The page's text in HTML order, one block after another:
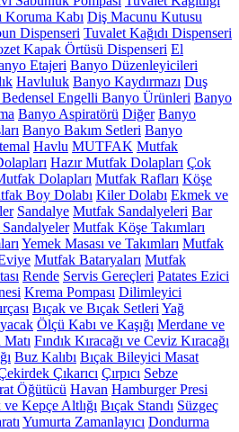
Koruma Kabı Diş Macunu Kutusu
Dispenseri Tuvalet Kağıdı Dispenseri
Kapak Örtüsü Dispenseri El
Etajeri Banyo Düzenleyicileri
Havluluk Banyo Kaydırmazı Duş
Bedensel Engelli Banyo Ürünleri Banyo
Banyo Aspiratörü Diğer Banyo
Banyo Bakım Setleri Banyo
Havlu MUTFAK Mutfak
Hazır Mutfak Dolapları Çok
Dolapları Mutfak Rafları Köşe
Boy Dolabı Kiler Dolabı Ekmek ve
Sandalye Mutfak Sandalyeleri Bar
Mutfak Köşe Takımları
Yemek Masası ve Takımları Mutfak
Mutfak Bataryaları Mutfak
Rende Servis Gereçleri Patates Ezici
Krema Pompası Dilimleyici
Bıçak ve Bıçak Setleri Yağ
Ölçü Kabı ve Kaşığı Merdane ve
Fındık Kıracağı ve Ceviz Kıracağı
Buz Kalıbı Bıçak Bileyici Masat
Çıkarıcı Çırpıcı Sebze
Öğütücü Havan Hamburger Presi
ve Kepçe Altlığı Bıçak Standı Süzgeç
Yumurta Zamanlayıcı Dondurma